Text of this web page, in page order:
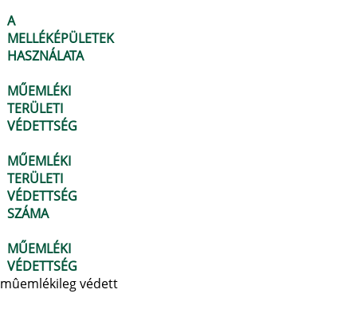
A
MELLÉKÉPÜLETEK
HASZNÁLATA
MŰEMLÉKI
TERÜLETI
VÉDETTSÉG
MŰEMLÉKI
TERÜLETI
VÉDETTSÉG
SZÁMA
MŰEMLÉKI
VÉDETTSÉG
mûemlékileg védett